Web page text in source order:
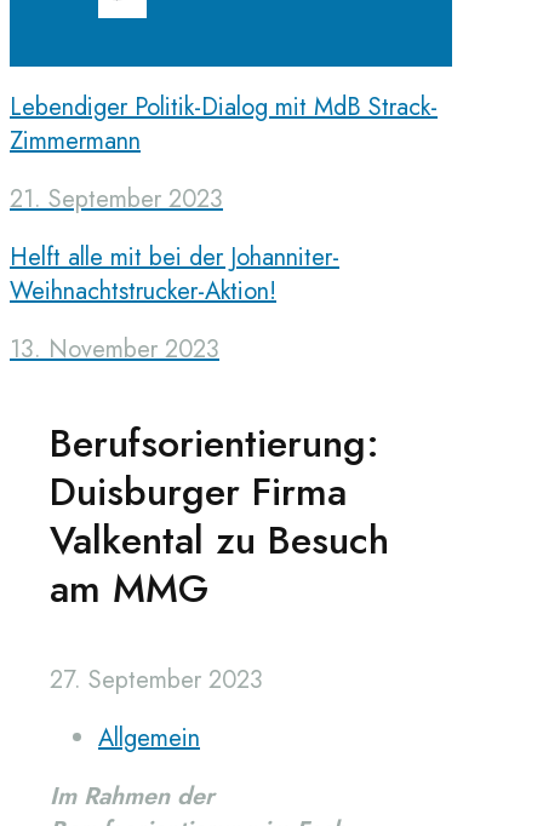
Lebendiger Politik-Dialog mit MdB Strack-
Zimmermann
21. September 2023
Helft alle mit bei der Johanniter-
Weihnachtstrucker-Aktion!
13. November 2023
Berufsorientierung:
Duisburger Firma
Valkental zu Besuch
am MMG
27. September 2023
Allgemein
Im Rahmen der